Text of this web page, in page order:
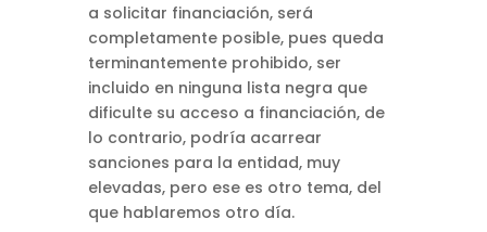
a solicitar financiación, será
completamente posible, pues queda
terminantemente prohibido, ser
incluido en ninguna lista negra que
dificulte su acceso a financiación, de
lo contrario, podría acarrear
sanciones para la entidad, muy
elevadas, pero ese es otro tema, del
que hablaremos otro día.